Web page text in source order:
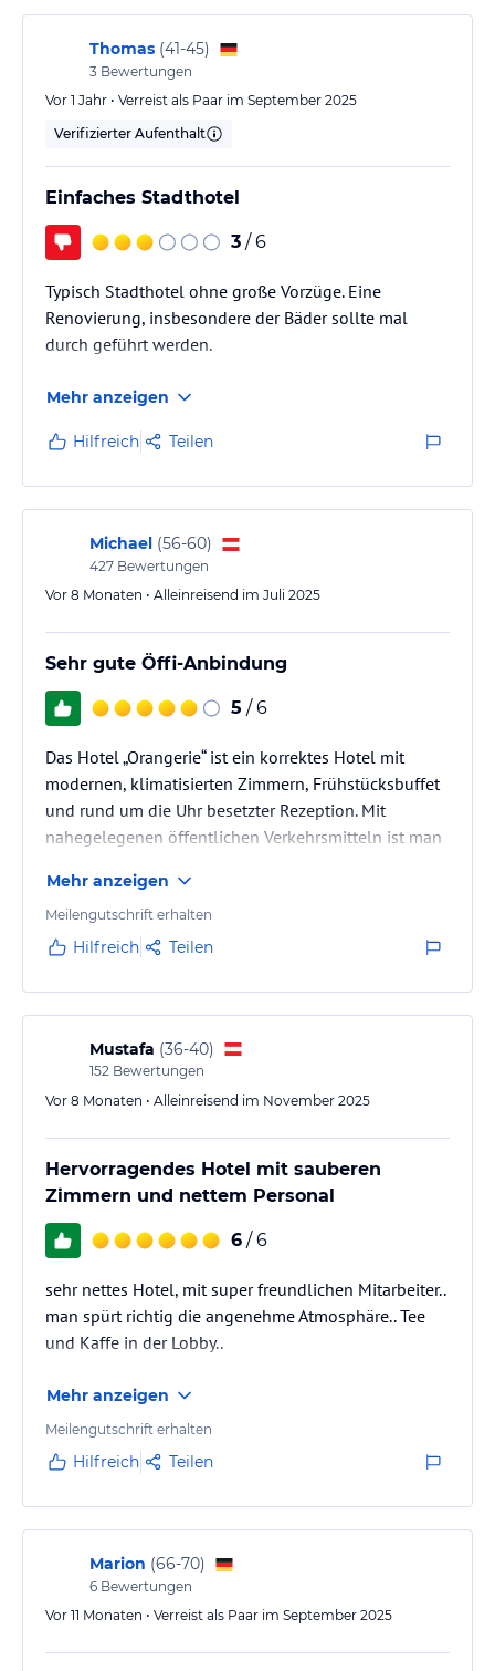
Thomas (41-45)
3 Bewertungen
Vor 1 Jahr • Verreist als Paar im September 2025
Verifizierter Aufenthalt
Einfaches Stadthotel
3 / 6
Typisch Stadthotel ohne große Vorzüge. Eine
Renovierung, insbesondere der Bäder sollte mal
durch geführt werden.
Mehr anzeigen
Hilfreich Teilen
Michael (56-60)
427 Bewertungen
Vor 8 Monaten • Alleinreisend im Juli 2025
Sehr gute Öffi-Anbindung
5 / 6
Das Hotel „Orangerie“ ist ein korrektes Hotel mit
modernen, klimatisierten Zimmern, Frühstücksbuffet
und rund um die Uhr besetzter Rezeption. Mit
nahegelegenen öffentlichen Verkehrsmitteln ist man
Sehenswürdigkeiten.
Mehr anzeigen
Meilengutschrift erhalten
Hilfreich Teilen
Mustafa (36-40)
152 Bewertungen
Vor 8 Monaten • Alleinreisend im November 2025
Hervorragendes Hotel mit sauberen
Zimmern und nettem Personal
6 / 6
sehr nettes Hotel, mit super freundlichen Mitarbeiter..
man spürt richtig die angenehme Atmosphäre.. Tee
und Kaffe in der Lobby..
Mehr anzeigen
Meilengutschrift erhalten
Hilfreich Teilen
Marion (66-70)
6 Bewertungen
Vor 11 Monaten • Verreist als Paar im September 2025